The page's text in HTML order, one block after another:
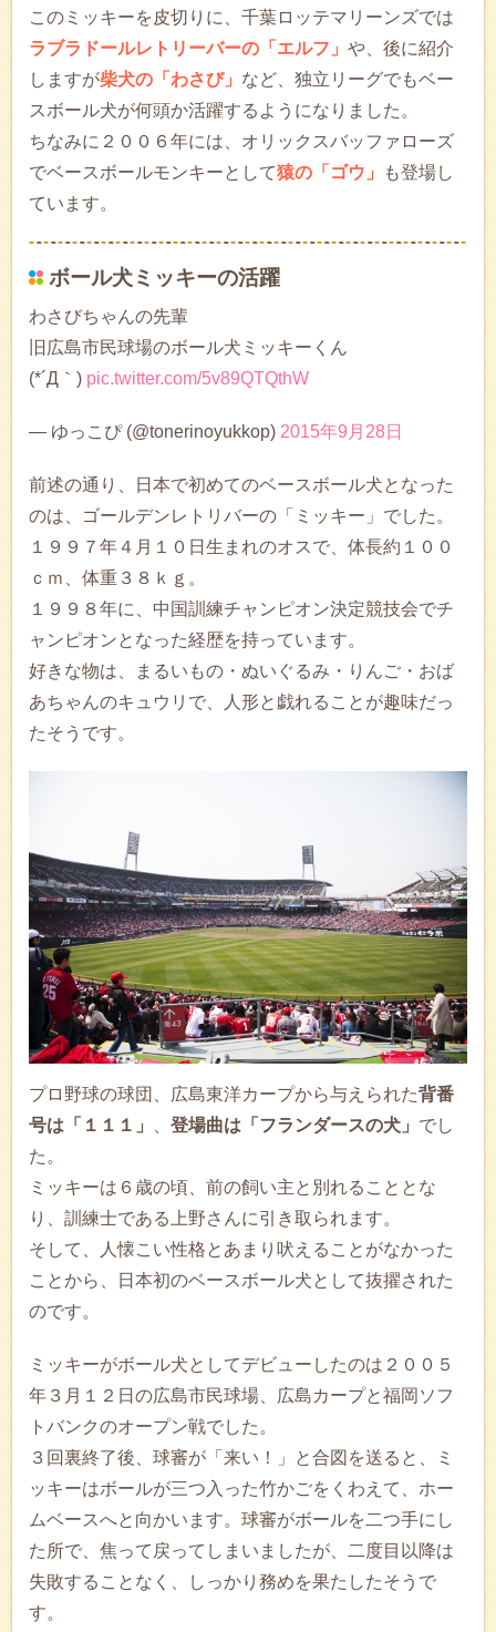
このミッキーを皮切りに、千葉ロッテマリーンズでは
ラブラドールレトリーバーの「エルフ」 や、後に紹介
しますが柴犬の「わさび」 など、独立リーグでもベー
スボール犬が何頭か活躍するようになりました。
ちなみに２００６年には、オリックスバッファローズ
でベースボールモンキーとして猿の「ゴウ」
も登場し
ています。
ボール犬ミッキーの活躍
わさびちゃんの先輩
旧広島市民球場のボール犬ミッキーくん
(*´Д｀) pic.twitter.com/5v89QTQthW
— ゆっこぴ (@tonerinoyukkop) 2015年9月28日
前述の通り、日本で初めてのベースボール犬となった
のは、ゴールデンレトリバーの「ミッキー」でした。
１９９７年４月１０日生まれのオスで、体長約１００
ｃｍ、体重３８ｋｇ。
１９９８年に、中国訓練チャンピオン決定競技会でチ
ャンピオンとなった経歴を持っています。
好きな物は、まるいもの・ぬいぐるみ・りんご・おば
あちゃんのキュウリで、人形と戯れることが趣味だっ
たそうです。
プロ野球の球団、広島東洋カープから与えられた背番
号は「１１１」
登場曲は「フランダースの犬」 でし
た。
ミッキーは６歳の頃、前の飼い主と別れることとな
り、訓練士である上野さんに引き取られます。
そして、人懐こい性格とあまり吠えることがなかった
ことから、日本初のベースボール犬として抜擢された
のです。
ミッキーがボール犬としてデビューしたのは２００５
年３月１２日の広島市民球場、広島カープと福岡ソフ
トバンクのオープン戦でした。
３回裏終了後、球審が「来い！」と合図を送ると、ミ
ッキーはボールが三つ入った竹かごをくわえて、ホー
ムベースへと向かいます。球審がボールを二つ手にし
た所で、焦って戻ってしまいましたが、二度目以降は
失敗することなく、しっかり務めを果たしたそうで
す。